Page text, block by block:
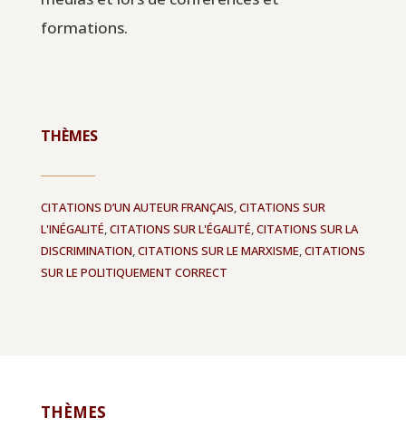
formations.
THÈMES
CITATIONS D’UN AUTEUR FRANÇAIS,CITATIONS SUR
L'INÉGALITÉ,CITATIONS SUR L'ÉGALITÉ,CITATIONS SUR LA
DISCRIMINATION,CITATIONS SUR LE MARXISME,CITATIONS
SUR LE POLITIQUEMENT CORRECT
THÈMES